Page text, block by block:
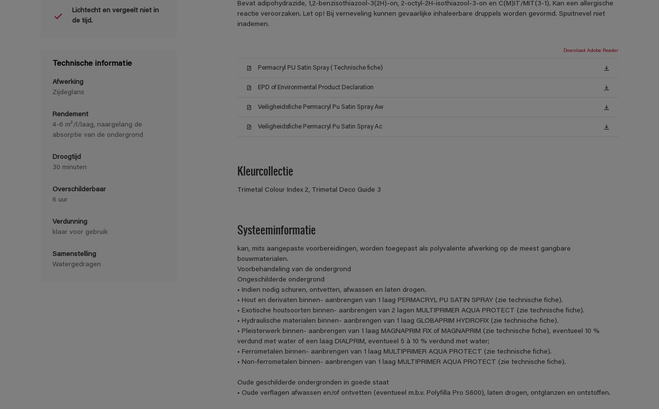
Lichtecht en vergeelt niet in
de tijd.
Technische informatie
Afwerking
Zijdeglans
Rendement
4-6 m²/l/laag, naargelang de
absorptie van de ondergrond
Droogtijd
30 minuten
Overschilderbaar
6 uur
Verdunning
klaar voor gebruik
Samenstelling
Watergedragen
Bevat adipohydrazide, 1,2-benzisothiazool-3(2H)-on, 2-octyl-2H-isothiazool-3-on en C(M)IT/MIT(3-1). Kan een allergische
reactie veroorzaken. Let op! Bij verneveling kunnen gevaarlijke inhaleerbare druppels worden gevormd. Spuitnevel niet
inademen.
Download Adobe Reader
Permacryl PU Satin Spray (Technische fiche)
EPD of Environmental Product Declaration
Veiligheidsfiche Permacryl Pu Satin Spray Aw
Veiligheidsfiche Permacryl Pu Satin Spray Ac
Kleurcollectie
Trimetal Colour Index 2, Trimetal Deco Guide 3
Systeeminformatie
kan, mits aangepaste voorbereidingen, worden toegepast als polyvalente afwerking op de meest gangbare
bouwmaterialen.
Voorbehandeling van de ondergrond
Ongeschilderde ondergrond
• Indien nodig schuren, ontvetten, afwassen en laten drogen.
• Hout en derivaten binnen- aanbrengen van 1 laag PERMACRYL PU SATIN SPRAY (zie technische fiche).
• Exotische houtsoorten binnen- aanbrengen van 2 lagen MULTIPRIMER AQUA PROTECT (zie technische fiche).
• Hydraulische materialen binnen- aanbrengen van 1 laag GLOBAPRIM HYDROFIX (zie technische fiche).
• Pleisterwerk binnen- aanbrengen van 1 laag MAGNAPRIM FIX of MAGNAPRIM (zie technische fiche), eventueel 10 %
verdund met water of een laag DIALPRIM, eventueel 5 à 10 % verdund met water;
• Ferrometalen binnen- aanbrengen van 1 laag MULTIPRIMER AQUA PROTECT (zie technische fiche).
• Non-ferrometalen binnen- aanbrengen van 1 laag MULTIPRIMER AQUA PROTECT (zie technische fiche).
Oude geschilderde ondergronden in goede staat
• Oude verflagen afwassen en/of ontvetten (eventueel m.b.v. Polyfilla Pro S600), laten drogen, ontglanzen en ontstoffen.